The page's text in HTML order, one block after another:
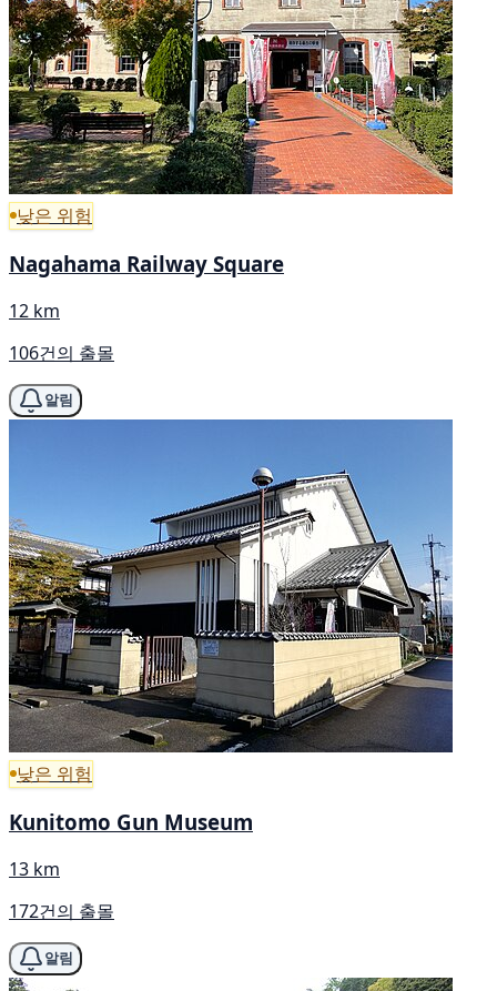
낮은 위험
Nagahama Railway Square
12 km
106건의 출몰
알림
낮은 위험
Kunitomo Gun Museum
13 km
172건의 출몰
알림